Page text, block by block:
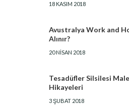
18 KASIM 2018
Avustralya Work and
Alınır?
20 NISAN 2018
Tesadüfler Silsilesi
Hikayeleri
3 ŞUBAT 2018